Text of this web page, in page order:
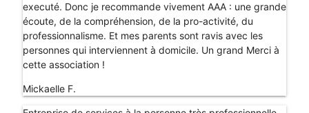
executé. Donc je recommande vivement AAA : une grande
écoute, de la compréhension, de la pro-activité, du
professionnalisme. Et mes parents sont ravis avec les
personnes qui interviennent à domicile. Un grand Merci à
cette association !
Mickaelle F.